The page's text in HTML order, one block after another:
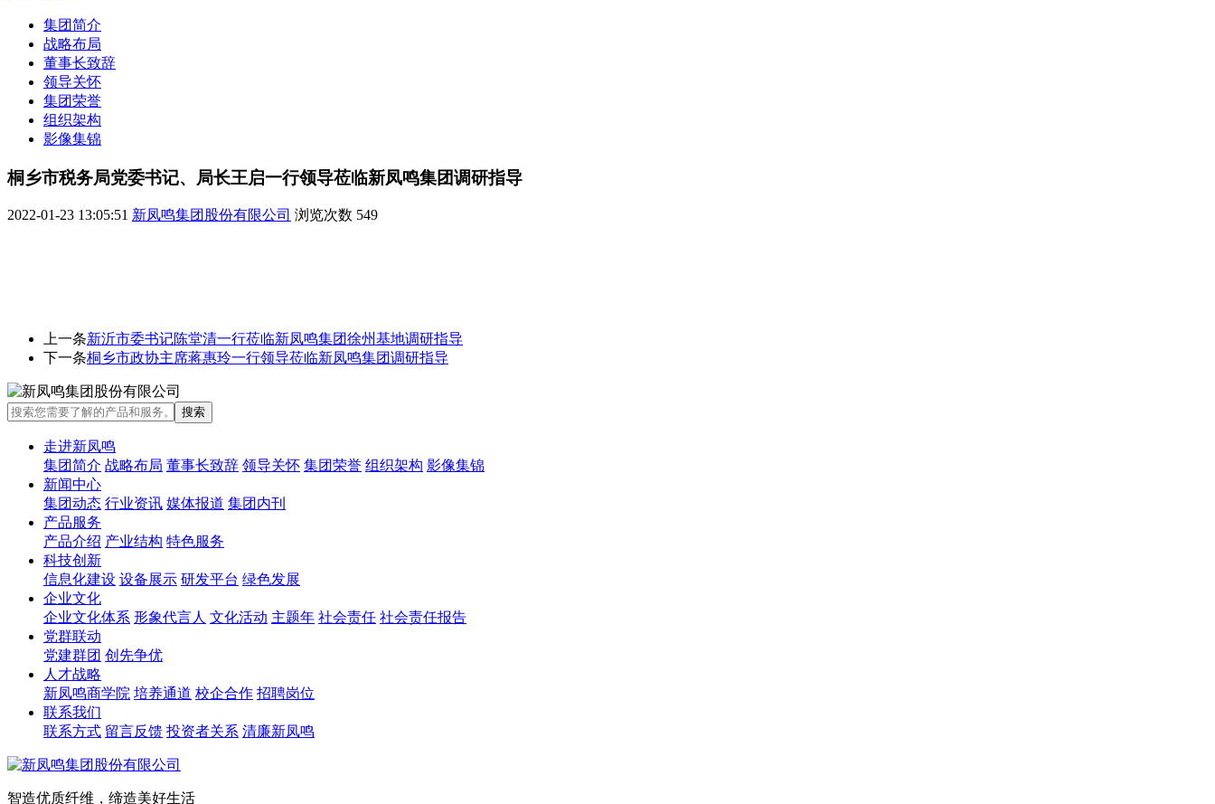
集团简介
战略布局
董事长致辞
领导关怀
集团荣誉
组织架构
影像集锦
桐乡市税务局党委书记、局长王启一行领导莅临新凤鸣集团调研指导
2022-01-23 13:05:51 新凤鸣集团股份有限公司 浏览次数 549
上一条新沂市委书记陈堂清一行莅临新凤鸣集团徐州基地调研指导
下一条桐乡市政协主席蒋惠玲一行领导莅临新凤鸣集团调研指导
走进新凤鸣
集团简介 战略布局 董事长致辞 领导关怀 集团荣誉 组织架构 影像集锦
新闻中心
集团动态 行业资讯 媒体报道 集团内刊
产品服务
产品介绍 产业结构 特色服务
科技创新
信息化建设 设备展示 研发平台 绿色发展
企业文化
企业文化体系 形象代言人 文化活动 主题年 社会责任 社会责任报告
党群联动
党建群团 创先争优
人才战略
新凤鸣商学院 培养通道 校企合作 招聘岗位
联系我们
联系方式 留言反馈 投资者关系 清廉新凤鸣
智造优质纤维，缔造美好生活